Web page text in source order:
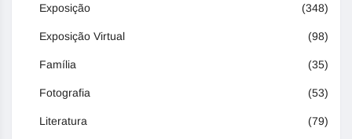
Exposição (348)
Exposição Virtual (98)
Família (35)
Fotografia (53)
Literatura (79)